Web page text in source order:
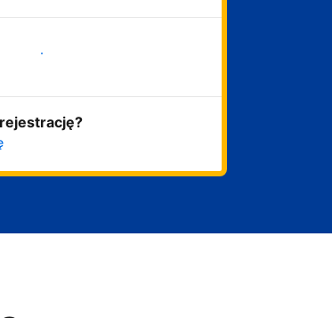
już teraz